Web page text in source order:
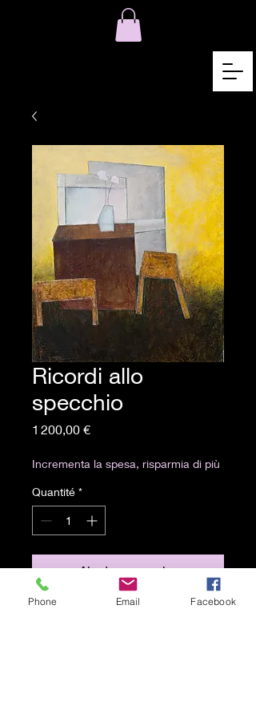
Ricordi allo
specchio
1 200,00 €Prix
Incrementa la spesa, risparmia di più
Quantité *
Ajouter au panier
Phone Email Facebook